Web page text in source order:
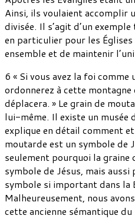
Ainsi, ils voulaient accomplir
divisée. Il s’agit d’un
en particulier pour les
ensemble et de maintenir
6 « Si vous avez la foi
ordonnerez à cette montagne
déplacera. » Le grain de
lui-même. Il existe un musée
explique en détail comment
moutarde est un symbole de
seulement pourquoi la graine
symbole de Jésus, mais
symbole si important dans la
Malheureusement, nous
cette ancienne sémantique